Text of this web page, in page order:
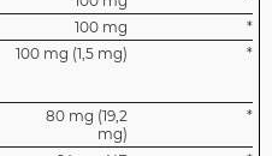
100 mg
*
100 mg (1,5 mg) *
80 mg (19,2
mg)
*